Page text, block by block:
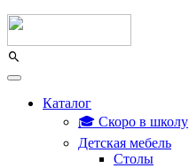
Каталог
🎓 Скоро в школу
Детская мебель
Столы